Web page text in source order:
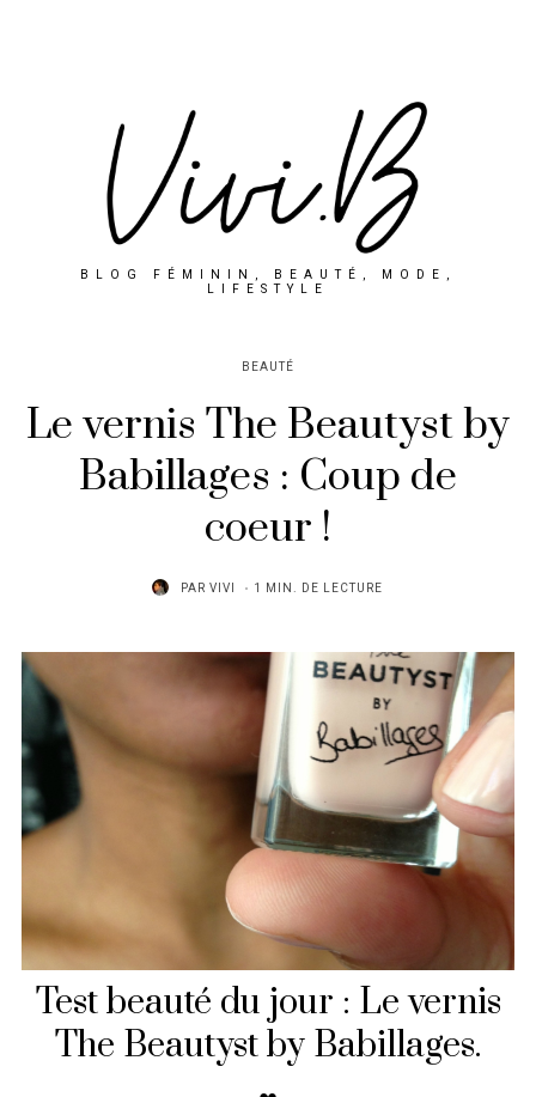
BLOG FÉMININ, BEAUTÉ, MODE,
LIFESTYLE
BEAUTÉ
Le vernis The Beautyst by
Babillages : Coup de
coeur !
PAR VIVI 1 MIN. DE LECTURE
Test beauté du jour : Le vernis
The Beautyst by Babillages.